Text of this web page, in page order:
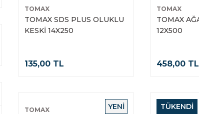
TOMAX
TOMAX SDS PLUS OLUKLU
KESKİ 14X250
135,00 TL
TOMAX
TOMAX
12X500
458,00 TL
YENİ
TOMAX TÜKENDİ
TOMAX